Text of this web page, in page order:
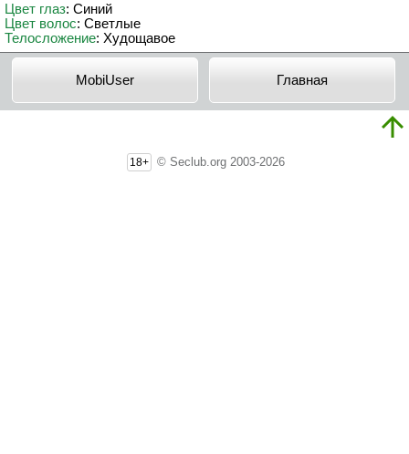
Цвет глаз: Синий
Цвет волос: Светлые
Телосложение: Худощавое
MobiUser Главная
18+ © Seclub.org 2003-2026